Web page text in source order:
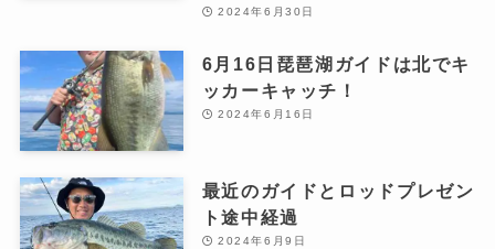
2024年6月30日
6月16日琵琶湖ガイドは北でキ
ッカーキャッチ！
2024年6月16日
最近のガイドとロッドプレゼン
ト途中経過
2024年6月9日